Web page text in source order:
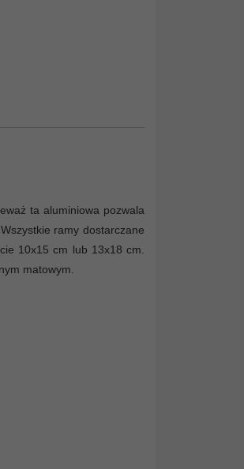
ta aluminiowa pozwala
ramy dostarczane
10x15 cm lub 13x18 cm.
matowym.